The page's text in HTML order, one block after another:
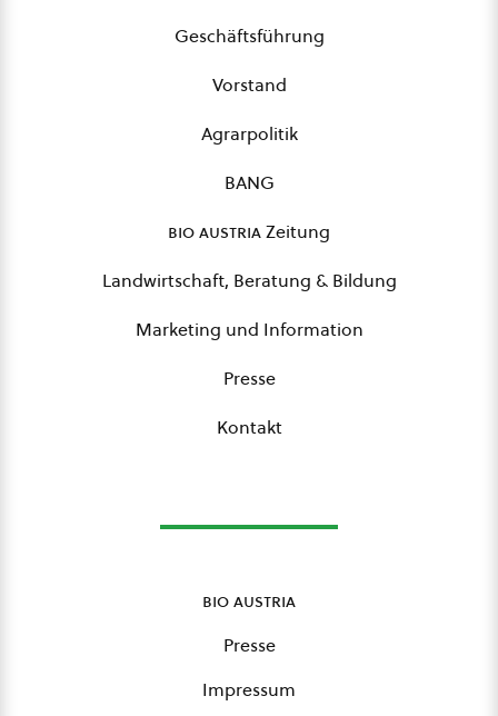
Geschäftsführung
Vorstand
Agrarpolitik
BANG
bio austriaZeitung
Landwirtschaft, Beratung & Bildung
Marketing und Information
Presse
Kontakt
bio austria
Presse
Impressum